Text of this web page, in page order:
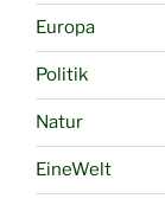
Europa
Politik
Natur
EineWelt